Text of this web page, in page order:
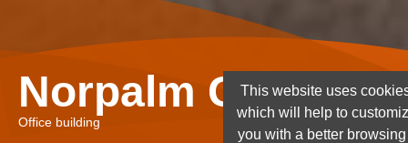
Norpalm Ghana
Office building
This website uses
which will help to
you with a better